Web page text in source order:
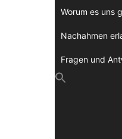
Worum es uns
Nachahmen
Fragen und